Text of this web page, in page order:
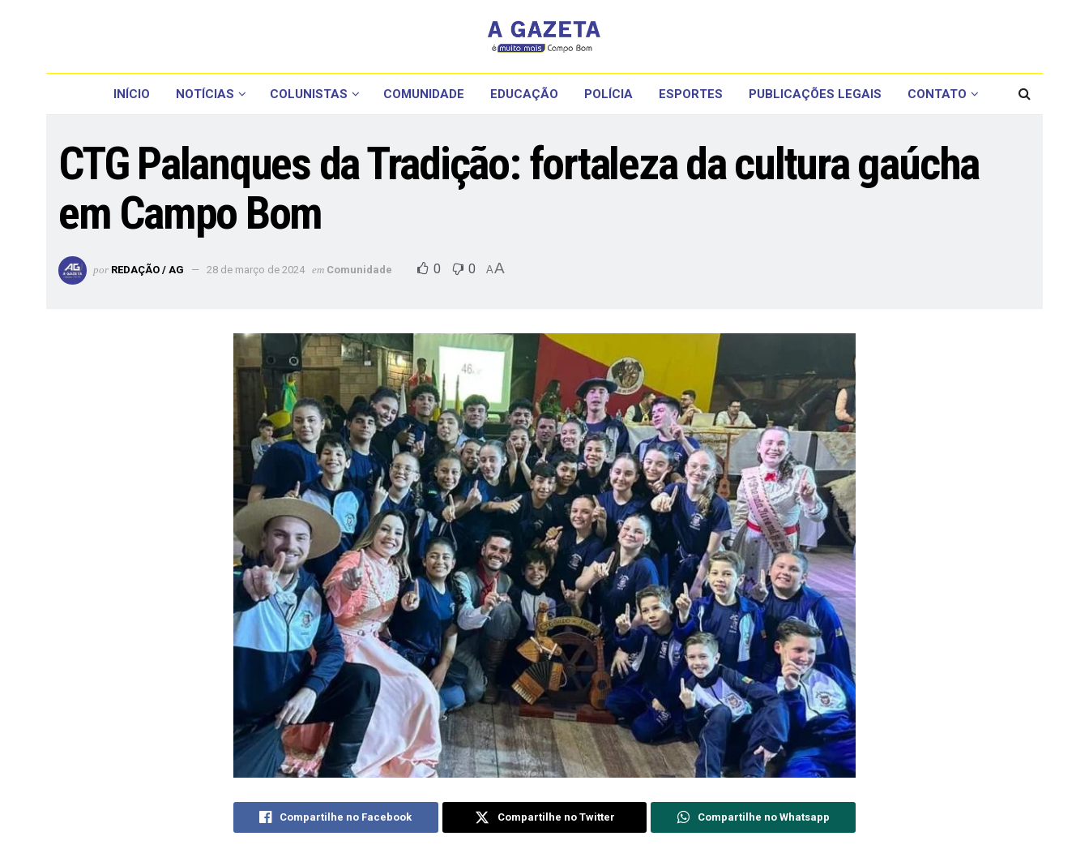
INÍCIO NOTÍCIAS COLUNISTAS COMUNIDADE EDUCAÇÃO POLÍCIA ESPORTES PUBLICAÇÕES LEGAIS CONTATO
CTG Palanques da Tradição: fortaleza da cultura gaúcha
em Campo Bom
por REDAÇÃO / AG 28 de março de 2024 em Comunidade 0 0 AA
Compartilhe no Facebook Compartilhe no Twitter Compartilhe no Whatsapp